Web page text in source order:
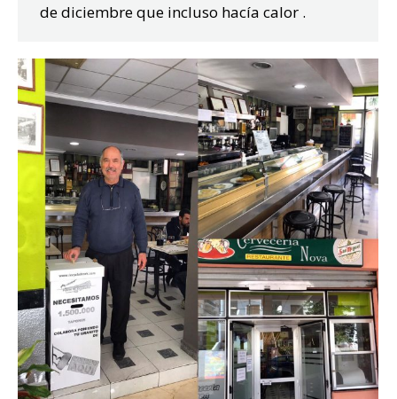
de diciembre que incluso hacía calor .